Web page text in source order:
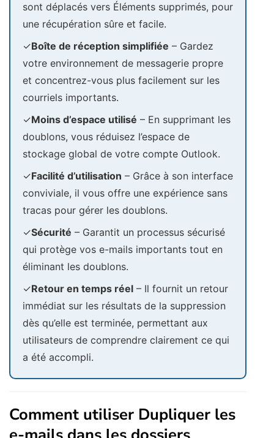
sont déplacés vers Éléments supprimés, pour
une récupération sûre et facile.
✓Boîte de réception simplifiée – Gardez
votre environnement de messagerie propre
et concentrez-vous plus facilement sur les
courriels importants.
✓Moins d’espace utilisé – En supprimant les
doublons, vous réduisez l’espace de
stockage global de votre compte Outlook.
✓Facilité d’utilisation – Grâce à son interface
conviviale, il vous offre une expérience sans
tracas pour gérer les doublons.
✓Sécurité – Garantit un processus sécurisé
qui protège vos e-mails importants tout en
éliminant les doublons.
✓Retour en temps réel – Il fournit un retour
immédiat sur les résultats de la suppression
dès qu’elle est terminée, permettant aux
utilisateurs de comprendre clairement ce qui
a été accompli.
Comment utiliser Dupliquer les